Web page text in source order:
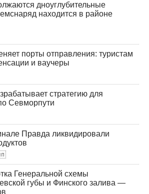
дноуглубительные
находится в районе
порты отправления: туристам
и ваучеры
стратегию для
Севморпути
Правда ликвидировали
Генеральной схемы
губы и Финского залива —